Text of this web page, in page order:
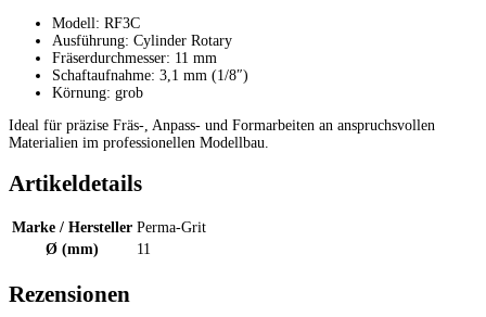
Modell: RF3C
Ausführung: Cylinder Rotary
Fräserdurchmesser: 11 mm
Schaftaufnahme: 3,1 mm (1/8″)
Körnung: grob
Ideal für präzise Fräs-, Anpass- und Formarbeiten an anspruchsvollen
Materialien im professionellen Modellbau.
Artikeldetails
Marke / Hersteller Perma-Grit
Ø (mm)
11
Rezensionen